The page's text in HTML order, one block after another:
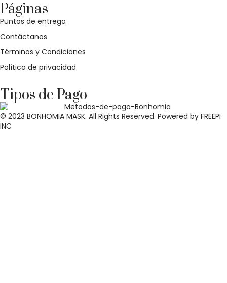
Páginas
Puntos de entrega
Contáctanos
Términos y Condiciones
Política de privacidad
Tipos de Pago
© 2023 BONHOMIA MASK. All Rights Reserved. Powered by FREEPI
INC